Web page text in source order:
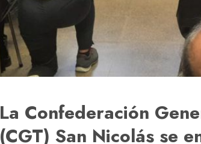
La Confederación
(CGT) San Nicolás se